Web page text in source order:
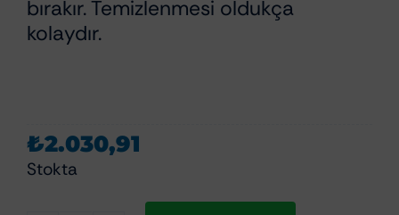
bırakır. Temizlenmesi oldukça
kolaydır.
₺2.030,91
Stokta